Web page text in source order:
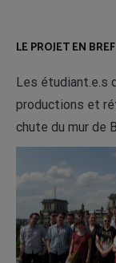
LE PROJET EN BREF
Les étudiant.e.s
productions et
chute du mur de